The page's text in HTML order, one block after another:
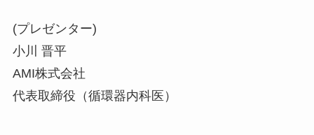
(プレゼンター)
小川 晋平
AMI株式会社
代表取締役（循環器内科医）